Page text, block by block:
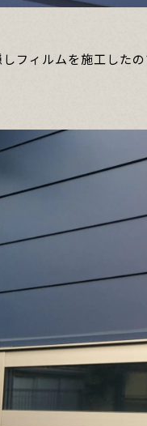
フィルムを施工した